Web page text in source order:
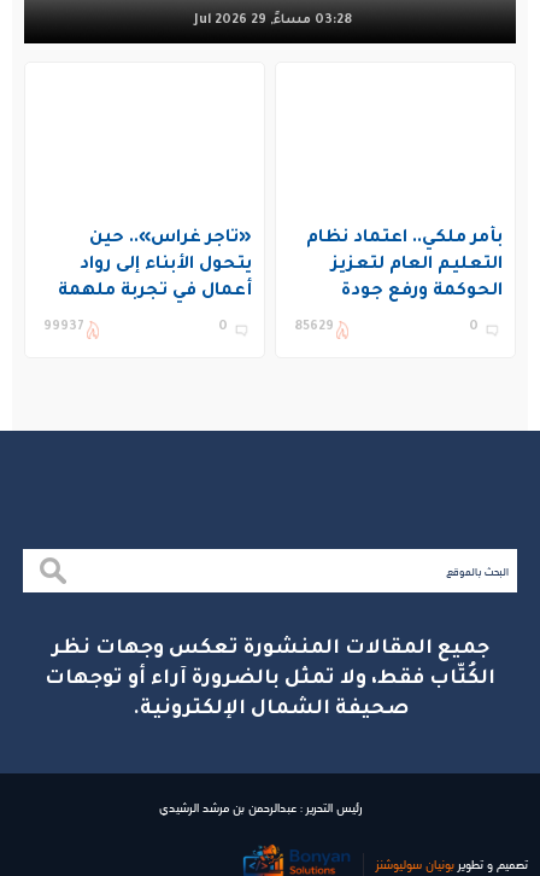
03:28 مساءً, 29 Jul 2026
بأمر ملكي.. اعتماد نظام
التعليم العام لتعزيز
الحوكمة ورفع جودة
التعليم في المملكة
0
85629
«تاجر غراس».. حين
يتحول الأبناء إلى رواد
أعمال في تجربة ملهمة
بنادي غراس الصيفي
0
99937
جميع المقالات المنشورة تعكس وجهات نظر
الكُتّاب فقط، ولا تمثل بالضرورة آراء أو توجهات
صحيفة الشمال الإلكترونية.
رئيس التحرير : عبدالرحمن بن مرشد الرشيدي
تصميم و تطوير بونیان سولیوشنز